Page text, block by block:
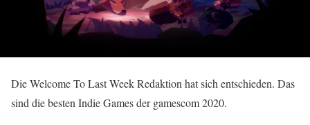
Die Welcome To Last Week Redaktion hat sich entschieden. Das
sind die besten Indie Games der gamescom 2020.